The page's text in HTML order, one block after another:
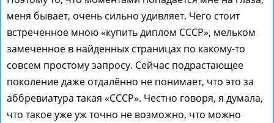
меня бывает, очень сильно удивляет. Чего стоит
встреченное мною «купить диплом СССР», мельком
замеченное в найденных страницах по какому-то
совсем простому запросу. Сейчас подрастающее
поколение даже отдалённо не понимает, что это за
аббревиатура такая «СССР». Честно говоря, я думала,
что такое уже уж точно не возможно, что можно